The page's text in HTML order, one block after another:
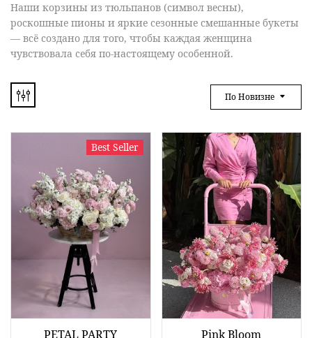
Наши корзины из тюльпанов (символ весны),
роскошные пионы и яркие сезонные смешанные букеты
— всё создано для того, чтобы каждая женщина
чувствовала себя по-настоящему особенной.
По Новизне
Best Seller
PETAL PARTY
Pink Bloom